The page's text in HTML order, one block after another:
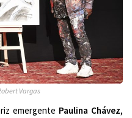
Vargas
emergente Paulina Chávez,